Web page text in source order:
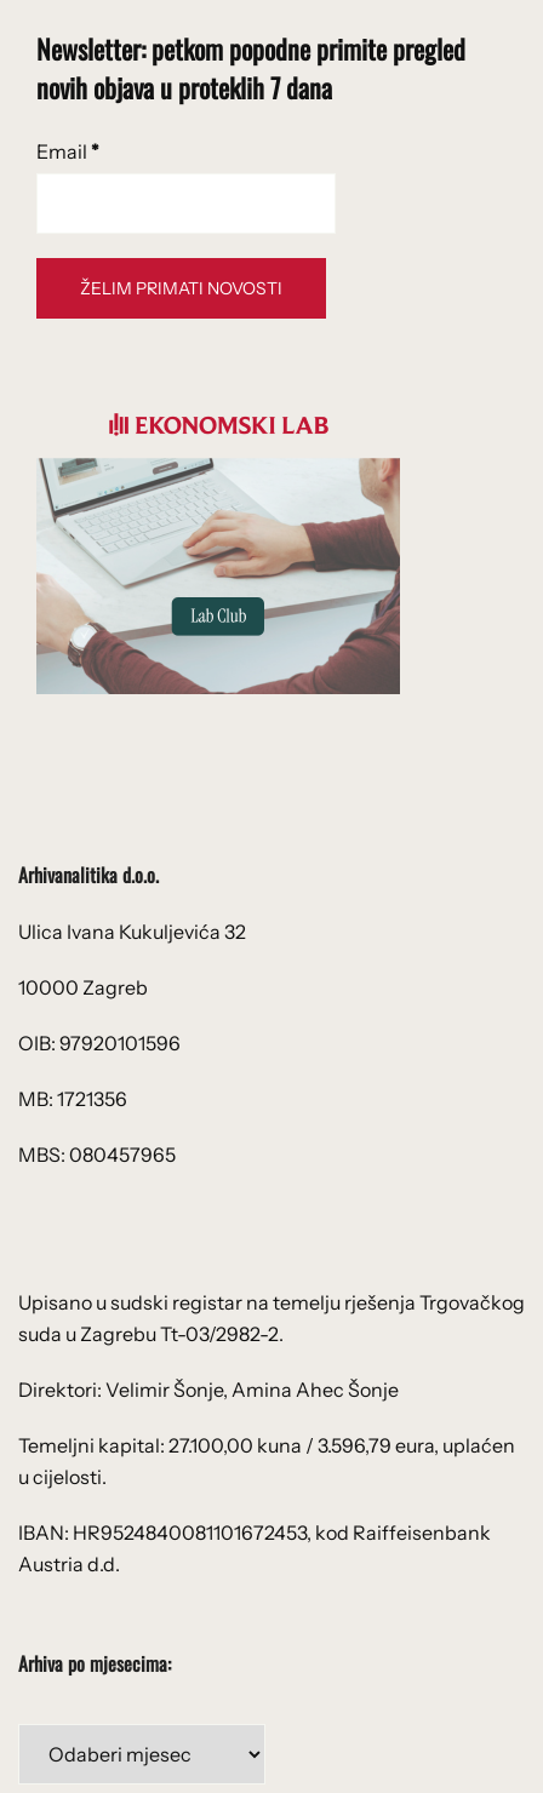
Newsletter: petkom popodne primite pregled
novih objava u proteklih 7 dana
Email *
Arhivanalitika d.o.o.
Ulica Ivana Kukuljevića 32
10000 Zagreb
OIB: 97920101596
MB: 1721356
MBS: 080457965
Upisano u sudski registar na temelju rješenja Trgovačkog
suda u Zagrebu Tt-03/2982-2.
Direktori: Velimir Šonje, Amina Ahec Šonje
Temeljni kapital: 27.100,00 kuna / 3.596,79 eura, uplaćen
u cijelosti.
IBAN: HR9524840081101672453, kod Raiffeisenbank
Austria d.d.
Arhiva po mjesecima: